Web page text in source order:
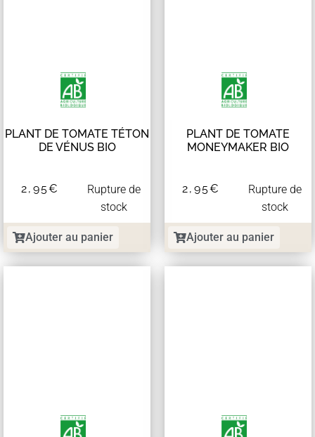
PLANT DE TOMATE TÉTON
DE VÉNUS BIO
2,95€
Rupture de
stock
Ajouter au panier
PLANT DE TOMATE
MONEYMAKER BIO
2,95€
Rupture de
stock
Ajouter au panier